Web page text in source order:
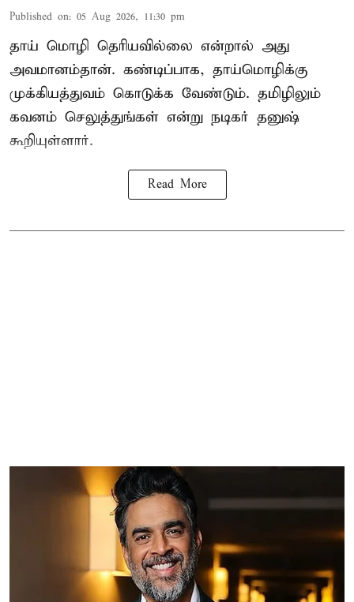
Published on: 05 Aug 2026, 11:30 pm
தாய் மொழி தெரியவில்லை என்றால் அது
அவமானம்தான். கண்டிப்பாக, தாய்மொழிக்கு
முக்கியத்துவம் கொடுக்க வேண்டும். தமிழிலும்
கவனம் செலுத்துங்கள் என்று நடிகர் தனுஷ்
கூறியுள்ளார்.
Read More